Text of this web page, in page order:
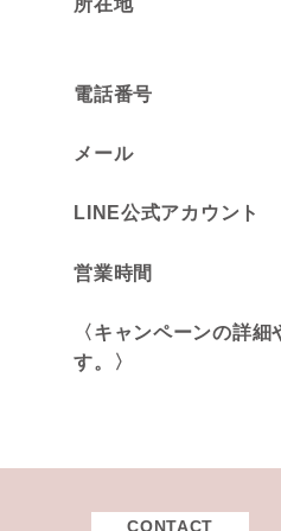
所在地
電話番号
メール
LINE公式アカウント
営業時間
〈キャンペーンの詳
す。〉
CONTACT